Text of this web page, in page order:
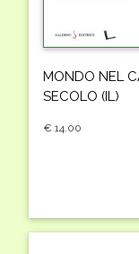
MONDO NEL
SECOLO (IL)
€ 14.00